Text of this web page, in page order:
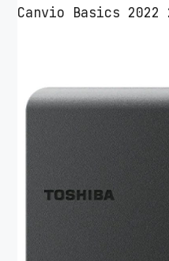
Canvio Basics 2022